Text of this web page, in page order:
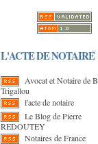
L'ACTE DE NOTAIRE
Avocat et Notaire de B
Trigallou
l'acte de notaire
Le Blog de Pierre
REDOUTEY
Notaires de France